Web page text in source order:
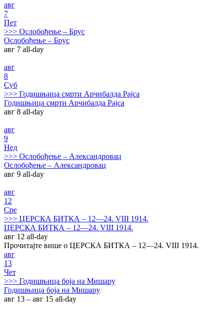
авг
7
Пет
>>> Ослобођење – Брус
Ослобођење – Брус
авг 7 all-day
авг
8
Суб
>>> Годишњица смрти Арчибалда Рајса
Годишњица смрти Арчибалда Рајса
авг 8 all-day
авг
9
Нед
>>> Ослобођење – Александровац
Ослобођење – Александровац
авг 9 all-day
авг
12
Сре
>>> ЦЕРСКА БИТКА – 12—24. VIII 1914.
ЦЕРСКА БИТКА – 12—24. VIII 1914.
авг 12 all-day
Прочитајте више о ЦЕРСКА БИТКА – 12—24. VIII 1914.
авг
13
Чет
>>> Годишњица боја на Мишару
Годишњица боја на Мишару
авг 13 – авг 15 all-day